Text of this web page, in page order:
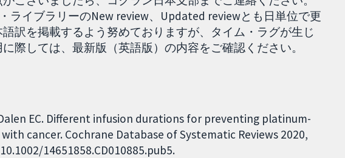
ライブラリーのNew review、Updated reviewとも日単位で更
訳を掲載するよう努めておりますが、タイム・ラグが生じ
際しては、最新版（英語版）の内容をご確認ください。
EC. Different infusion durations for preventing platinum-
cancer. Cochrane Database of Systematic Reviews 2020,
14651858.CD010885.pub5.